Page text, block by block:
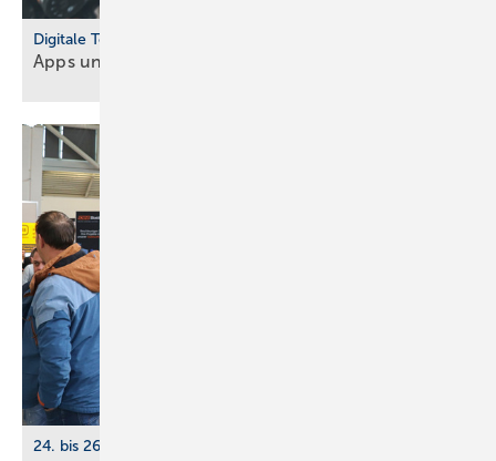
Digitale Tools
Apps und Soft­ware für Hand­werker und
24. bis 26. März 2026, Köln